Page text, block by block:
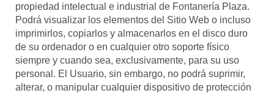
propiedad intelectual e industrial de Fontanería Plaza.
Podrá visualizar los elementos del Sitio Web o incluso
imprimirlos, copiarlos y almacenarlos en el disco duro
de su ordenador o en cualquier otro soporte físico
siempre y cuando sea, exclusivamente, para su uso
personal. El Usuario, sin embargo, no podrá suprimir,
alterar, o manipular cualquier dispositivo de protección